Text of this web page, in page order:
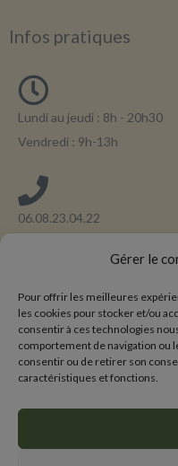
Gérer le
Pour offrir les meilleures
les cookies pour stocker et/ou
consentir à ces technologies
comportement de navigation ou
consentir ou de retirer son
caractéristiques et fonctions.
Infos pratiques
Lundi au jeudi : 8h - 20h30
Vendredi : 9h-13h
06.08.23.04.22
Suivez-moi sur LinkedIn
Copyright 2023-2024 Vinciane
légales–